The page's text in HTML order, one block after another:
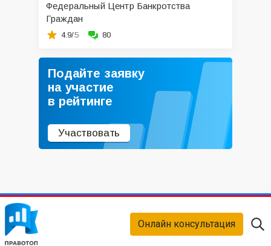
Федеральный Центр Банкротства
Граждан
4.9/5 80
Подайте заявку
на участие
в рейтинге
Участвовать
Онлайн консультация